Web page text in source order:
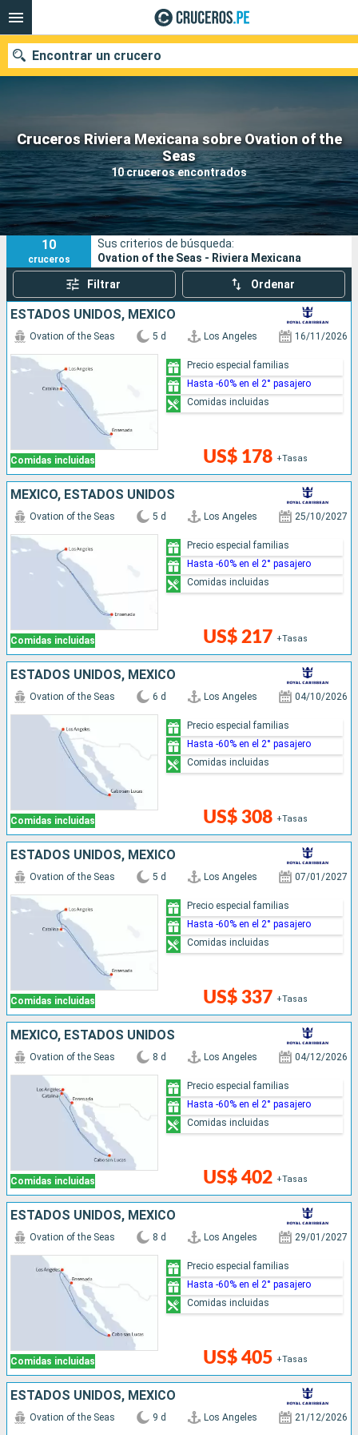
Cruceros Riviera Mexicana sobre Ovation of the
Seas
10 cruceros encontrados
Encontrar un crucero
Nuestros destinos
Fecha de salida
Puertos Compañías
Buscar
10
cruceros
Sus criterios de búsqueda:
Ovation of the Seas - Riviera Mexicana
Filtrar Ordenar
ESTADOS UNIDOS, MÉXICO
Comidas incluidas
Ovation of the Seas 5 d Los Angeles 16/11/2026
US$ 178 +Tasas
Precio especial familias
Hasta -60% en el 2° pasajero
Comidas incluidas
MÉXICO, ESTADOS UNIDOS
Comidas incluidas
Ovation of the Seas 5 d Los Angeles 25/10/2027
US$ 217 +Tasas
Precio especial familias
Hasta -60% en el 2° pasajero
Comidas incluidas
ESTADOS UNIDOS, MÉXICO
Comidas incluidas
Ovation of the Seas 6 d Los Angeles 04/10/2026
US$ 308 +Tasas
Precio especial familias
Hasta -60% en el 2° pasajero
Comidas incluidas
ESTADOS UNIDOS, MÉXICO
Comidas incluidas
Ovation of the Seas 5 d Los Angeles 07/01/2027
US$ 337 +Tasas
Precio especial familias
Hasta -60% en el 2° pasajero
Comidas incluidas
MÉXICO, ESTADOS UNIDOS
Comidas incluidas
Ovation of the Seas 8 d Los Angeles 04/12/2026
US$ 402 +Tasas
Precio especial familias
Hasta -60% en el 2° pasajero
Comidas incluidas
ESTADOS UNIDOS, MÉXICO
Comidas incluidas
Ovation of the Seas 8 d Los Angeles 29/01/2027
US$ 405 +Tasas
Precio especial familias
Hasta -60% en el 2° pasajero
Comidas incluidas
ESTADOS UNIDOS, MÉXICO
Ovation of the Seas 9 d Los Angeles 21/12/2026